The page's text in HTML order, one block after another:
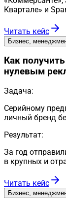
Квартале» и
Читать кейс
Бизнес,
Как
нулевым
Задача:
Серийному
личный бренд
Результат:
За год
в крупных и
Читать кейс
Бизнес,